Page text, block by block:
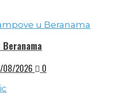
08/2026 0